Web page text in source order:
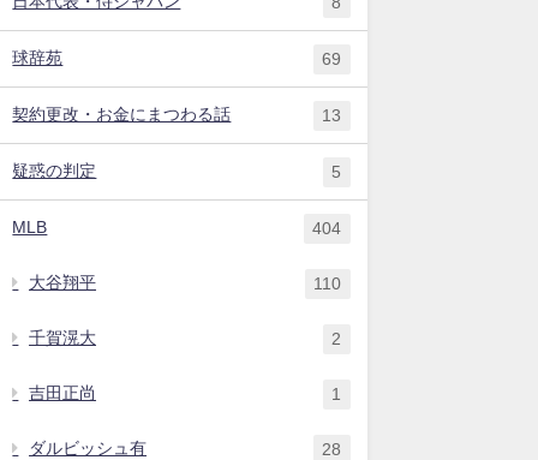
球辞苑 69
契約更改・お金にまつわる話 13
疑惑の判定 5
MLB 404
大谷翔平 110
千賀滉大 2
吉田正尚 1
ダルビッシュ有 28